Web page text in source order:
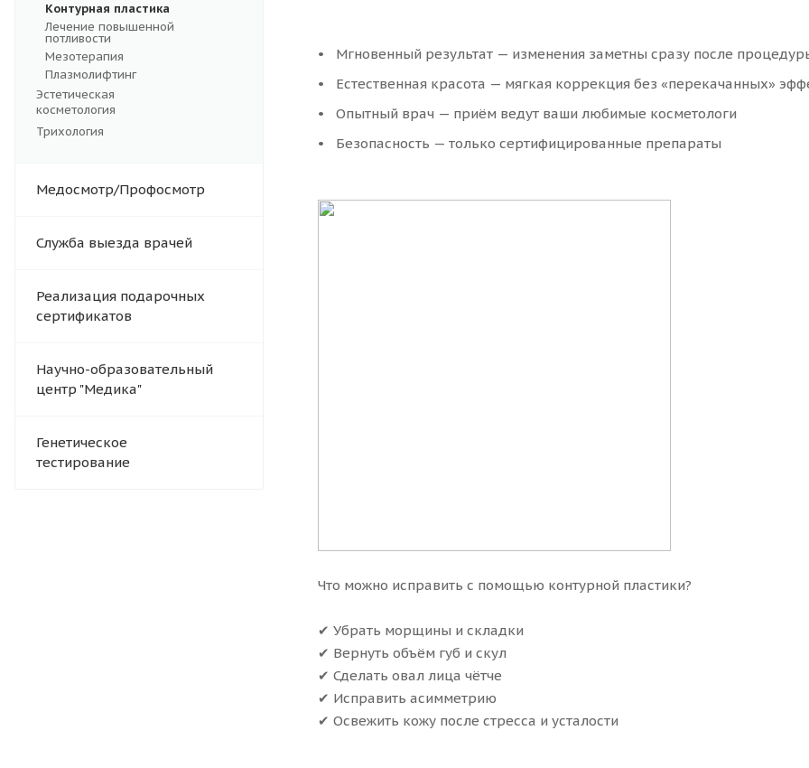
Контурная пластика
Лечение повышенной
потливости
Мезотерапия
Плазмолифтинг
Эстетическая
косметология
Трихология
Медосмотр/Профосмотр
Служба выезда врачей
Реализация подарочных
сертификатов
Научно-образовательный
центр "Медика"
Генетическое
тестирование
Мгновенный результат — изменения заметны сразу после
Естественная красота — мягкая коррекция без «перекачанных»
Опытный врач — приём ведут ваши любимые косметологи
Безопасность — только сертифицированные препараты
Что можно исправить с помощью контурной пластики?
✔ Убрать морщины и складки
✔ Вернуть объём губ и скул
✔ Сделать овал лица чётче
✔ Исправить асимметрию
✔ Освежить кожу после стресса и усталости